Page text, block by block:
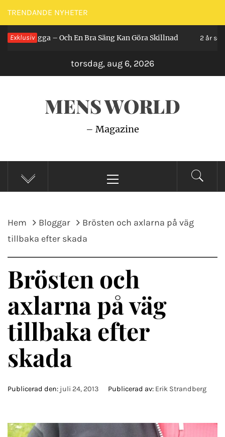
Hoppa
till
innehåll
TRENDANDE NYHETER
Exklusiv
Ligga – Och En Bra Säng Kan Göra Skillnad 2 år sedan
torsdag, aug 6, 2026
MENS WORLD
– Magazine
meny
Hem Bloggar
Brösten och axlarna på väg
tillbaka efter skada
Brösten och
axlarna på väg
tillbaka efter
skada
Publicerad den: juli 24, 2013 Publicerad av: Erik Strandberg